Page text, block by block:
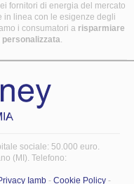
fornitori di energia del mercato
in linea con le esigenze degli
i consumatori a risparmiare
personalizzata.
sociale: 50.000 euro.
(MI). Telefono:
Iamb - Cookie Policy -